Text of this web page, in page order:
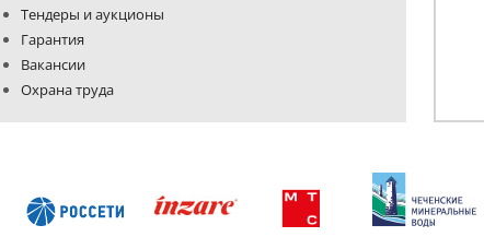
Тендеры и аукционы
Гарантия
Вакансии
Охрана труда